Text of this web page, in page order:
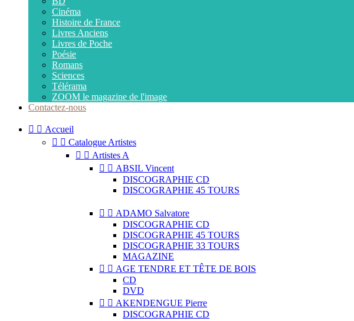
Cinéma
Histoire de France
Livres Anciens
Livres de Poche
Poésie
Romans
Sciences
Télérama
ZOOM le magazine de l'image
Contactez-nous
  Accueil
  Catalogue Artistes
  Artistes A
  ABSIL Vincent
DISCOGRAPHIE CD
DISCOGRAPHIE 45 TOURS
  ADAMO Salvatore
DISCOGRAPHIE CD
DISCOGRAPHIE 45 TOURS
DISCOGRAPHIE 33 TOURS
MAGAZINE
  AGE TENDRE ET TÊTE DE BOIS
CD
DVD
  AKENDENGUE Pierre
DISCOGRAPHIE CD